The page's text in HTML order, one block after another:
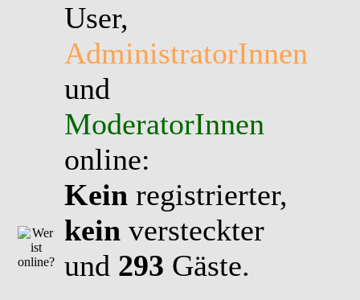
User,
AdministratorInnen
und
ModeratorInnen
online:
Kein registrierter,
kein versteckter
und 293 Gäste.